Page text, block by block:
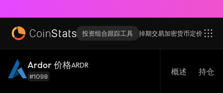
投资组合跟踪工具 掉期交易加密货币定价
Ardor 价格ARDR
#1098 概述 持仓